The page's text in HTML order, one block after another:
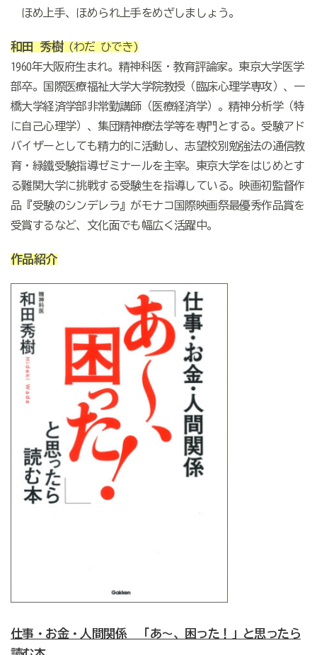
ほめ上手、ほめられ上手をめざしましょう。
和田 秀樹(わだ ひでき)
1960年大阪府生まれ。精神科医・教育評論家。東京大学医学
部卒。国際医療福祉大学大学院教授（臨床心理学専攻）、一
橋大学経済学部非常勤講師（医療経済学）。精神分析学（特
に自己心理学）、集団精神療法学等を専門とする。受験アド
バイザーとしても精力的に活動し、志望校別勉強法の通信教
育・緑鐵受験指導ゼミナールを主宰。東京大学をはじめとす
る難関大学に挑戦する受験生を指導している。映画初監督作
品『受験のシンデレラ』がモナコ国際映画祭最優秀作品賞を
受賞するなど、文化面でも幅広く活躍中。
作品紹介
仕事・お金・人間関係 「あ～、困った！」と思ったら